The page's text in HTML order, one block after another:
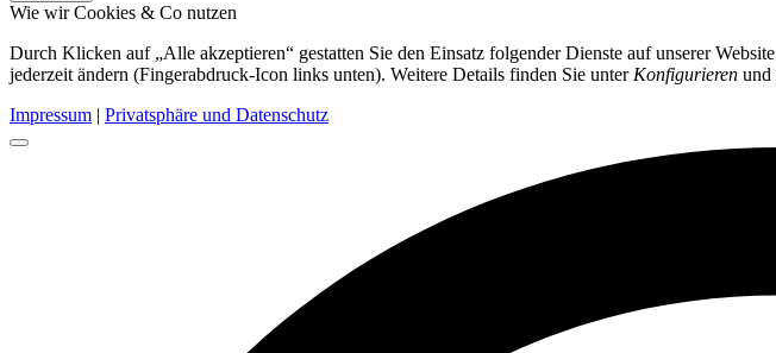
Wie wir Cookies & Co nutzen
Durch Klicken auf „Alle akzeptieren“ gestatten Sie den Einsatz folgender Dienste auf unserer
jederzeit ändern (Fingerabdruck-Icon links unten). Weitere Details finden Sie unter Konfigurieren und
Impressum | Privatsphäre und Datenschutz